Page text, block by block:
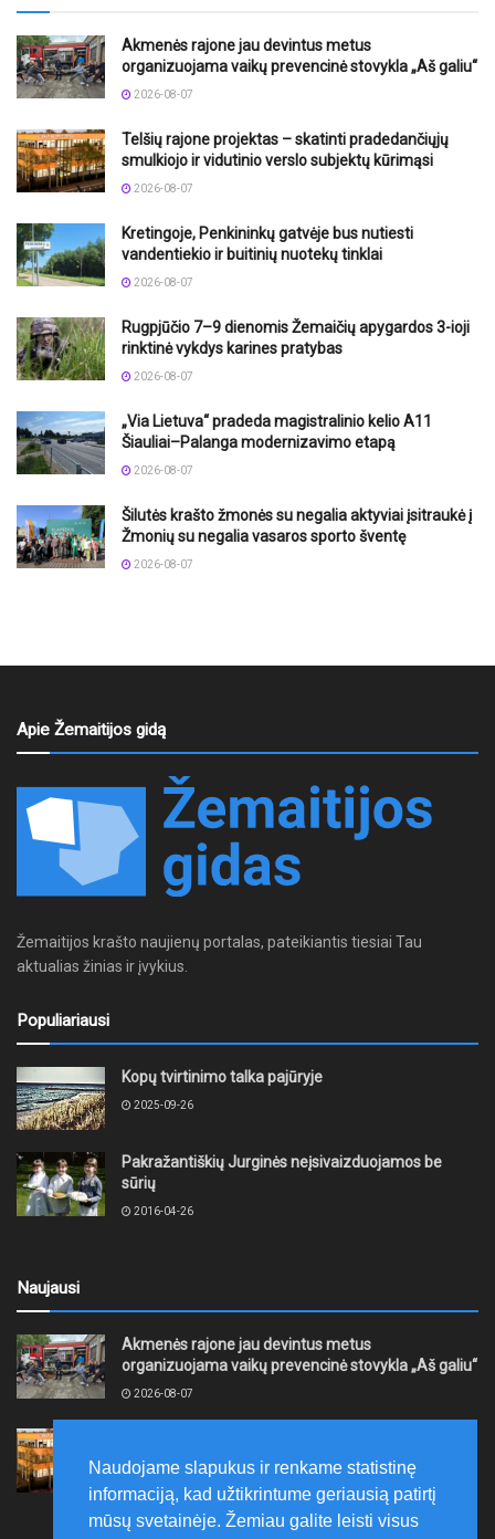
Akmenės rajone jau devintus metus
organizuojama vaikų prevencinė stovykla „Aš galiu“
2026-08-07
Telšių rajone projektas – skatinti pradedančiųjų
smulkiojo ir vidutinio verslo subjektų kūrimąsi
2026-08-07
Kretingoje, Penkininkų gatvėje bus nutiesti
vandentiekio ir buitinių nuotekų tinklai
2026-08-07
Rugpjūčio 7–9 dienomis Žemaičių apygardos 3-ioji
rinktinė vykdys karines pratybas
2026-08-07
„Via Lietuva“ pradeda magistralinio kelio A11
Šiauliai–Palanga modernizavimo etapą
2026-08-07
Šilutės krašto žmonės su negalia aktyviai įsitraukė į
Žmonių su negalia vasaros sporto šventę
2026-08-07
Apie Žemaitijos gidą
Žemaitijos krašto naujienų portalas, pateikiantis tiesiai Tau
aktualias žinias ir įvykius.
Populiariausi
Kopų tvirtinimo talka pajūryje
2025-09-26
Pakražantiškių Jurginės neįsivaizduojamos be
sūrių
2016-04-26
Naujausi
Akmenės rajone jau devintus metus
organizuojama vaikų prevencinė stovykla „Aš galiu“
2026-08-07
smulkiojo ir vidutinio verslo subjektų kūrimąsi
2026-08-07
Naudojame slapukus ir renkame statistinę
informaciją, kad užtikrintume geriausią patirtį
mūsų svetainėje. Žemiau galite leisti visus